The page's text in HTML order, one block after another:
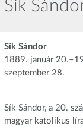
Sík
Sík Sándor
1889. január
szeptember 28.
Sík Sándor, a 20.
magyar katolikus